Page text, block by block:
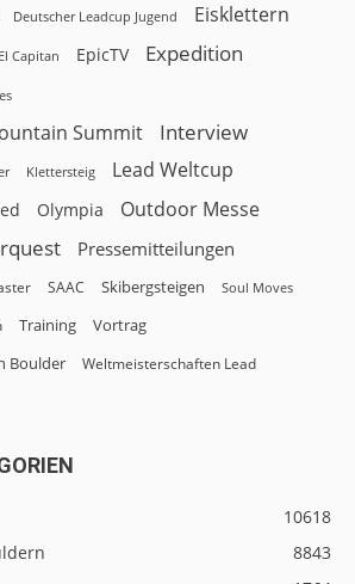
Deutscher Leadcup Jugend Eisklettern
El Capitan EpicTV Expedition
Summit Interview
Klettersteig Lead Weltcup
Olympia Outdoor Messe
Pressemitteilungen
SAAC Skibergsteigen Soul Moves
Training
Vortrag
Boulder
Weltmeisterschaften Lead
10618
8843